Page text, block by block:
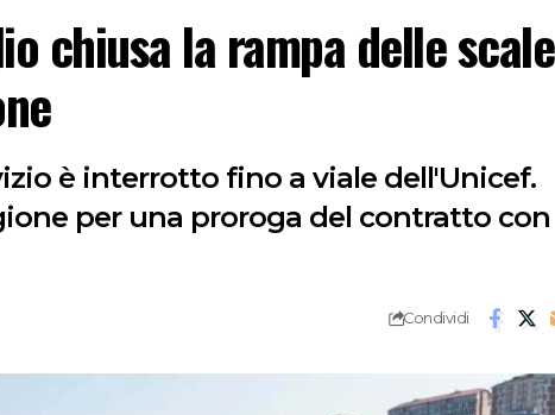
chiusa la rampa delle scale
è interrotto fino a viale dell'Unicef.
per una proroga del contratto con
Condividi